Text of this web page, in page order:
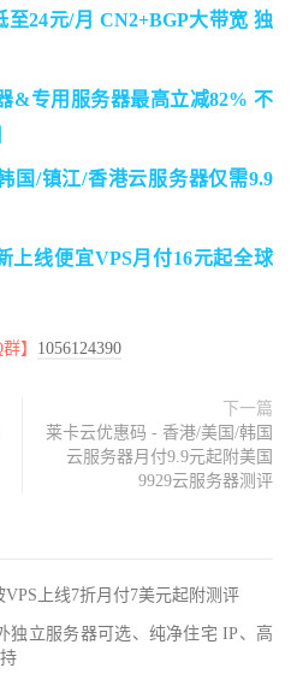
24元/月 CN2+BGP大带宽 独
&专用服务器最高立减82% 不
国/镇江/香港云服务器仅需9.9
上线便宜VPS月付16元起全球
】 1056124390
下一篇
莱卡云优惠码 - 香港/美国/韩国
云服务器月付9.9元起附美国
9929云服务器测评
上线7折月付7美元起附测评
独立服务器可选、纯净住宅 IP、高